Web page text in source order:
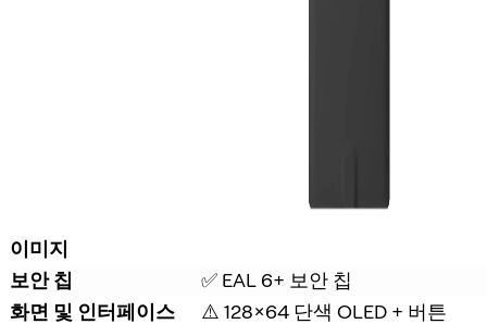
이미지
보안 칩
✅ EAL 6+ 보안 칩
화면 및 인터페이스
⚠️ 128×64 단색 OLED + 버튼